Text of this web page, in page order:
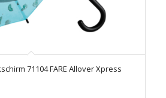
71104 FARE Allover Xpress